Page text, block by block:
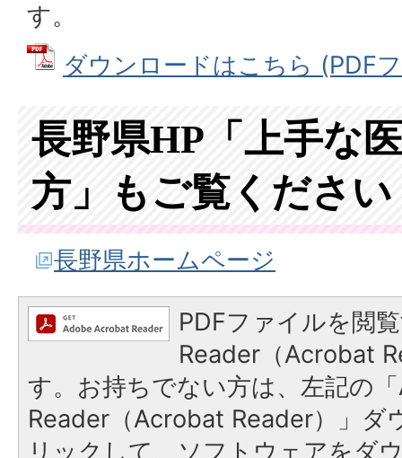
す。
ダウンロードはこちら (PDF
長野県HP「上手な
方」もご覧ください
長野県ホームページ
PDFファイルを閲
Reader（Acrobat
す。お持ちでない方は、左記の
Reader（Acrobat Reader）」ダ
リックして、ソフトウェアをダ